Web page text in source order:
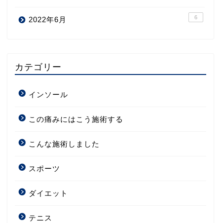
2022年6月 6
カテゴリー
インソール
この痛みにはこう施術する
こんな施術しました
スポーツ
ダイエット
テニス